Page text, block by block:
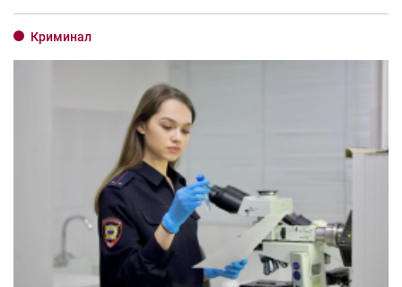
Криминал